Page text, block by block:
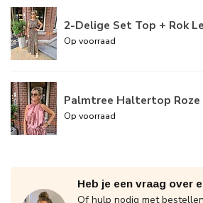
2-Delige Set Top + Rok
Op voorraad
Palmtree Haltertop Roze
Op voorraad
Heb je een vraag over
Of hulp nodig met